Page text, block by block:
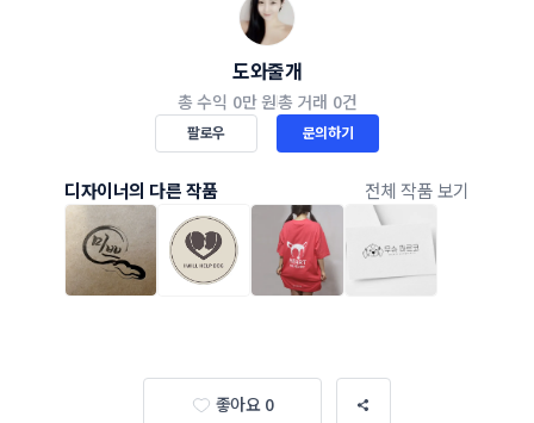
도와줄개
총 수익 0만 원총 거래 0건
팔로우 문의하기
디자이너의 다른 작품 전체 작품 보기
좋아요 0